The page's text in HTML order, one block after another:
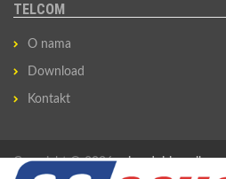
TELCOM
O nama
Download
Kontakt
Copyright © 2026privredni-imenik.com